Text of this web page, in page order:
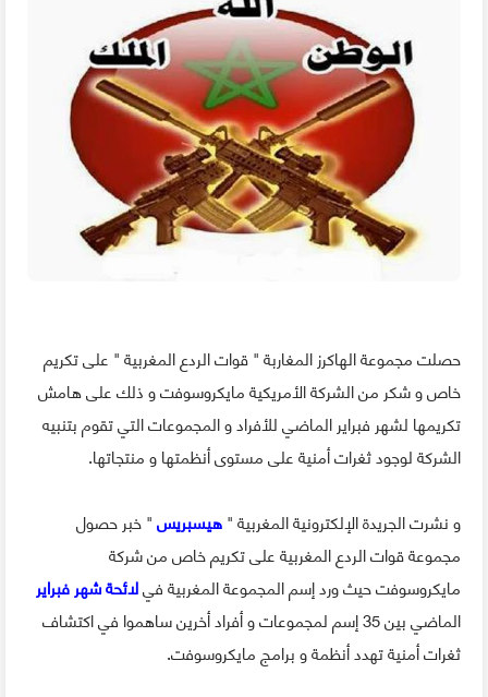
حصلت مجموعة الهاكرز المغاربة " قوات الردع المغربية " على تكريم
خاص و شكر من الشركة الأمريكية مايكروسوفت و ذلك على هامش
تكريمها لشهر فبراير الماضي للأفراد و المجموعات التي تقوم بتنبيه
الشركة لوجود ثغرات أمنية على مستوى أنظمتها و منتجاتها.
و نشرت الجريدة الإلكترونية المغربية "هيسبريس" خبر حصول
مجموعة قوات الردع المغربية على تكريم خاص من شركة
مايكروسوفت حيث ورد إسم المجموعة المغربية فيلائحة شهر فبراير
الماضي بين 35 إسم لمجموعات و أفراد أخرين ساهموا في اكتشاف
ثغرات أمنية تهدد أنظمة و برامج مايكروسوفت.